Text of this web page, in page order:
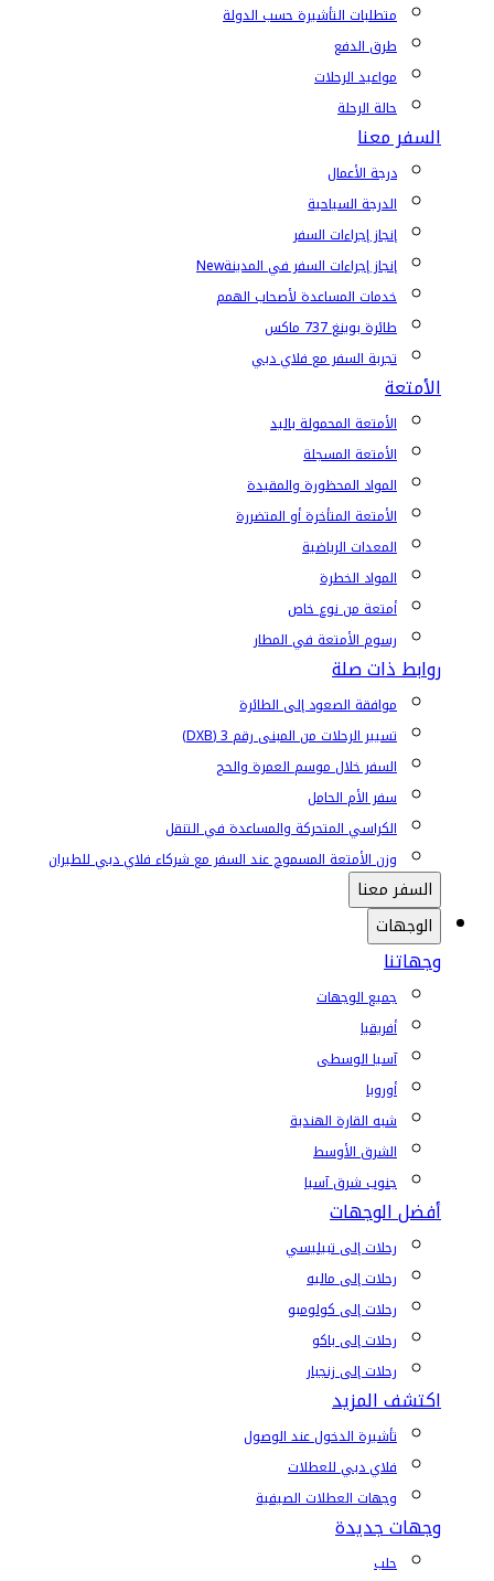
متطلبات التأشيرة حسب الدولة
طرق الدفع
مواعيد الرحلات
حالة الرحلة
السفر معنا
درجة الأعمال
الدرجة السياحية
إنجاز إجراءات السفر
إنجاز إجراءات السفر في المدينةNew
خدمات المساعدة لأصحاب الهمم
طائرة بوينغ 737 ماكس
تجربة السفر مع فلاي دبي
الأمتعة
الأمتعة المحمولة باليد
الأمتعة المسجلة
المواد المحظورة والمقيدة
الأمتعة المتأخرة أو المتضررة
المعدات الرياضية
المواد الخطرة
أمتعة من نوع خاص
رسوم الأمتعة في المطار
روابط ذات صلة
موافقة الصعود إلى الطائرة
تسيير الرحلات من المبنى رقم 3 (DXB)
السفر خلال موسم العمرة والحج
سفر الأم الحامل
الكراسي المتحركة والمساعدة في التنقل
وزن الأمتعة المسموح عند السفر مع شركاء فلاي دبي للطيران
السفر معنا
الوجهات
وجهاتنا
جميع الوجهات
أفريقيا
آسيا الوسطى
أوروبا
شبه القارة الهندية
الشرق الأوسط
جنوب شرق آسيا
أفضل الوجهات
رحلات إلى تبيليسي
رحلات إلى ماليه
رحلات إلى كولومبو
رحلات إلى باكو
رحلات إلى زنجبار
اكتشف المزيد
تأشيرة الدخول عند الوصول
فلاي دبي للعطلات
وجهات العطلات الصيفية
وجهات جديدة
حلب